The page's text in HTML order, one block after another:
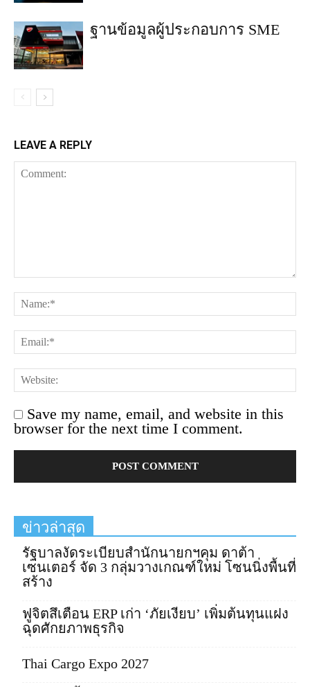
ฐานข้อมูลผู้ประกอบการ SME
LEAVE A REPLY
Save my name, email, and website in this
browser for the next time I comment.
ข่าวล่าสุด
รัฐบาลงัดระเบียบสำนักนายกฯคุม ดาต้า
เซนเตอร์ จัด 3 กลุ่มวางเกณฑ์ใหม่ โซนนิ่งพื้นที่
สร้าง
ฟูจิตสึเตือน ERP เก่า ‘ภัยเงียบ’ เพิ่มต้นทุนแฝง
ฉุดศักยภาพธุรกิจ
Thai Cargo Expo 2027